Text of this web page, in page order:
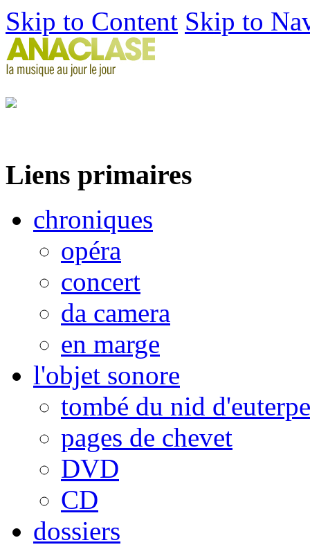
Skip to Content Skip to
Liens primaires
chroniques
opéra
concert
da camera
en marge
l'objet sonore
tombé du nid d'euterpe
pages de chevet
DVD
CD
dossiers